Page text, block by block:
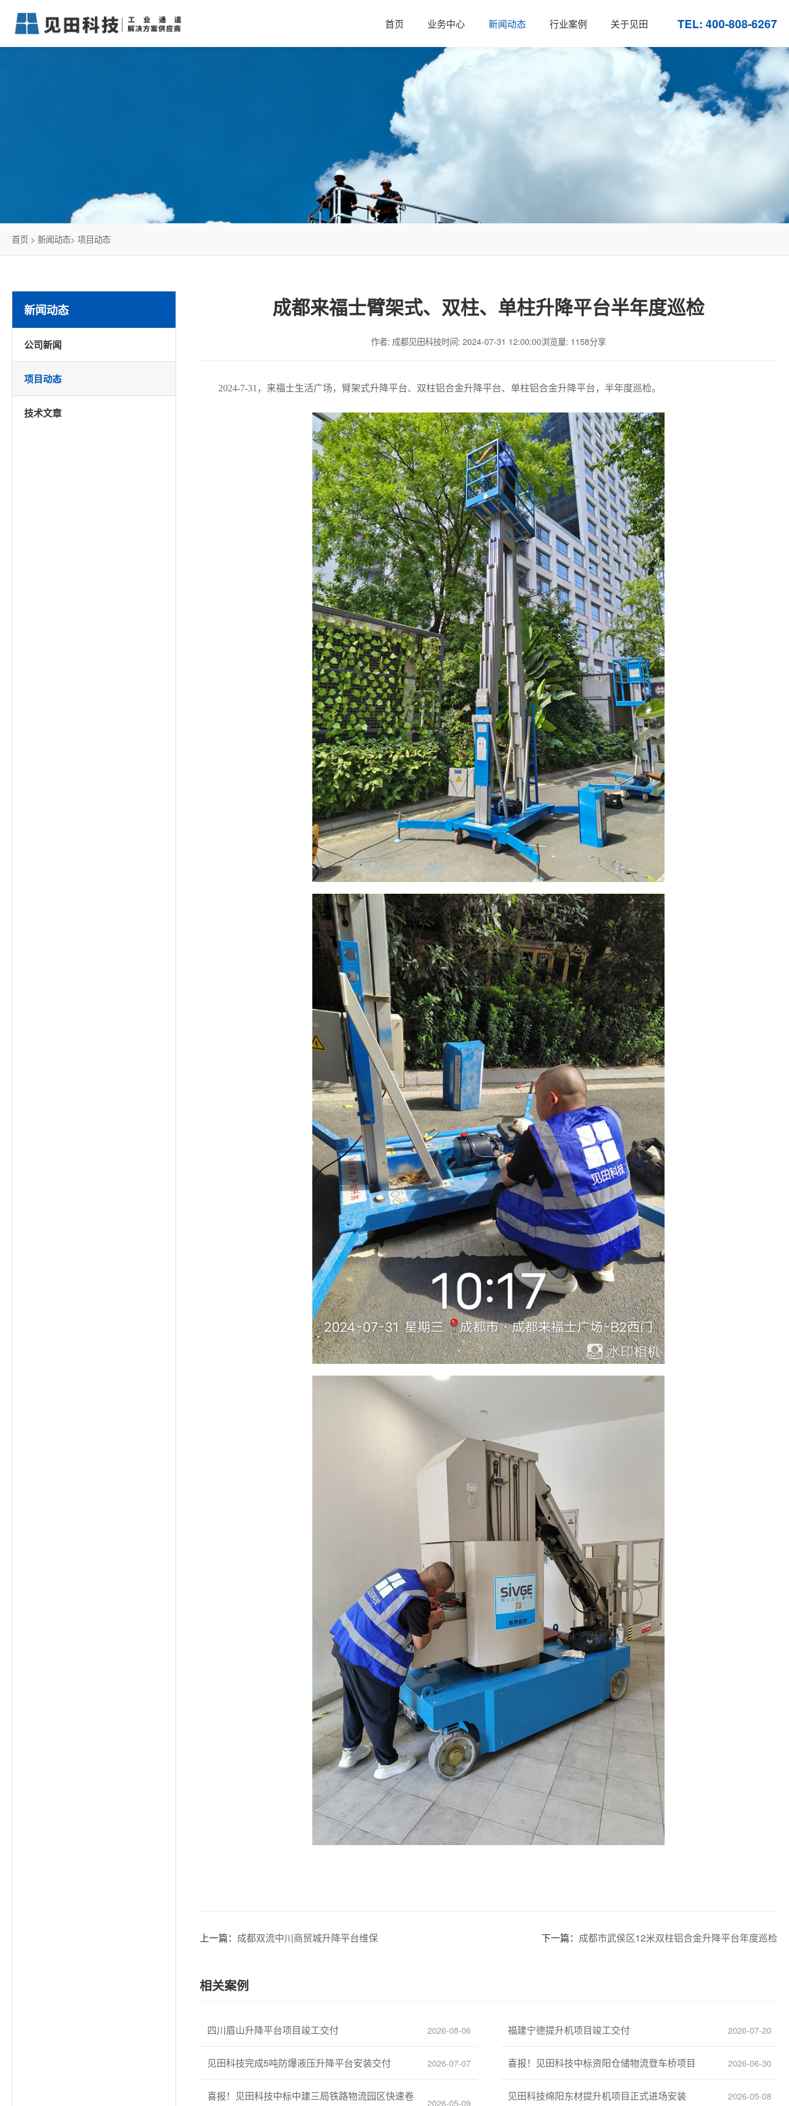
首页 业务中心 新闻动态 行业案例 关于见田 TEL: 400-808-6267
首页 > 新闻动态> 项目动态
新闻动态
公司新闻
项目动态
技术文章
成都来福士臂架式、双柱、单柱升降平台半年度巡检
作者: 成都见田科技时间: 2024-07-31 12:00:00浏览量: 1158分享
2024-7-31，来福士生活广场，臂架式升降平台、双柱铝合金升降平台、单柱铝合金升降平台，半年度巡检。
上一篇： 成都双流中川商贸城升降平台维保 下一篇： 成都市武侯区12米双柱铝合金升降平台年度巡检​
相关案例
四川眉山升降平台项目竣工交付 2026-08-06 福建宁德提升机项目竣工交付 2026-07-20
见田科技完成5吨防爆液压升降平台安装交付 2026-07-07 喜报！见田科技中标资阳仓储物流登车桥项目 2026-06-30
喜报！见田科技中标中建三局铁路物流园区快速卷
2026-05-09
见田科技绵阳东材提升机项目正式进场安装 2026-05-08